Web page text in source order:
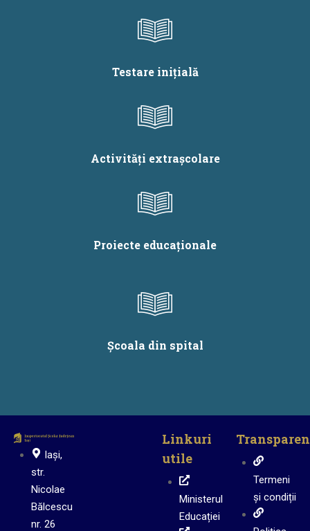
Testare inițială
Activități extrașcolare
Proiecte educaționale
Școala din spital
Iași,
str.
Nicolae
Bălcescu
nr. 26
Linkuri
utile
Ministerul
Educației
Termeni
și condiții